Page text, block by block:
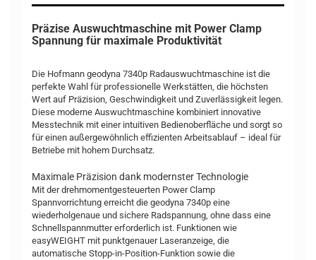
Präzise Auswuchtmaschine mit Power Clamp
Spannung für maximale Produktivität
Die Hofmann geodyna 7340p Radauswuchtmaschine ist die
perfekte Wahl für professionelle Werkstätten, die höchsten
Wert auf Präzision, Geschwindigkeit und Zuverlässigkeit legen.
Diese moderne Auswuchtmaschine kombiniert innovative
Messtechnik mit einer intuitiven Bedienoberfläche und sorgt so
für einen außergewöhnlich effizienten Arbeitsablauf – ideal für
Betriebe mit hohem Durchsatz.
Maximale Präzision dank modernster Technologie
Mit der drehmomentgesteuerten Power Clamp
Spannvorrichtung erreicht die geodyna 7340p eine
wiederholgenaue und sichere Radspannung, ohne dass eine
Schnellspannmutter erforderlich ist. Funktionen wie
easyWEIGHT mit punktgenauer Laseranzeige, die
automatische Stopp-in-Position-Funktion sowie die